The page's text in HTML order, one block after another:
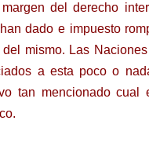
del derecho
dado e impuesto
mismo. Las
a esta poco o
tan mencionado cual